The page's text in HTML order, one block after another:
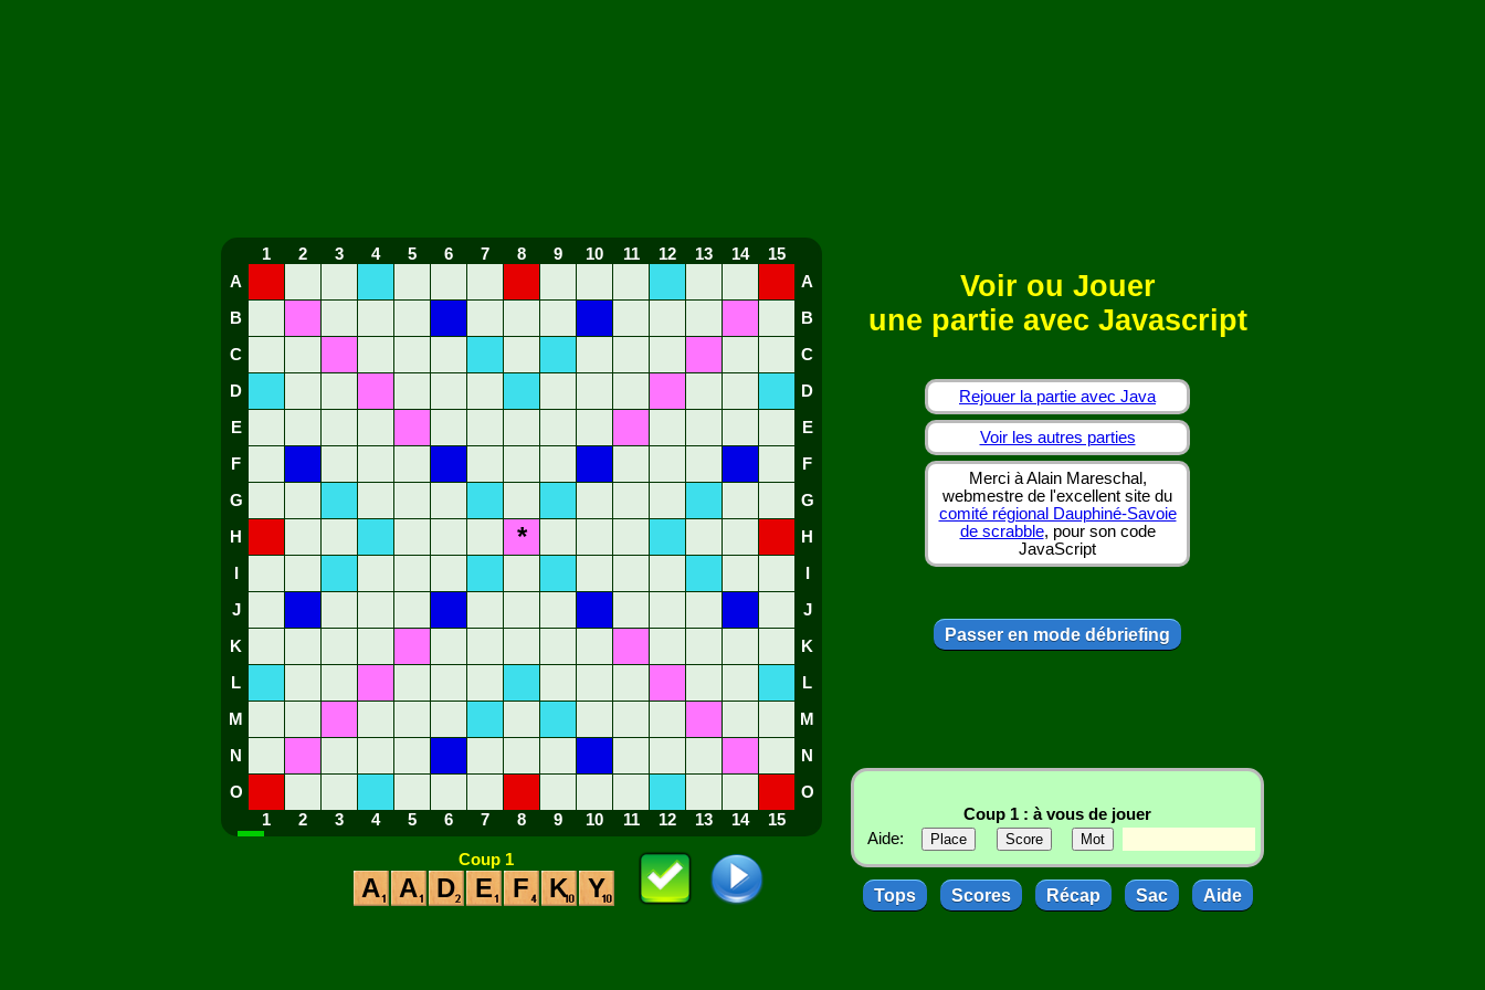
1 2 3 4 5 6 7 8 9 10 11 12 13 14
15
A
A
B B
C C
D D
E E
F F
G G
H * H
J J
K K
L L
M M
N N
O
O
1
2 3 4 5 6 7 8 9 10 11 12 13 14 15
Coup 1
A A D E F K Y
Voir ou Jouer
une partie avec Javascript
Rejouer la partie avec Java
Voir les autres parties
Merci à Alain Mareschal,
webmestre de l'excellent site du
comité régional Dauphiné-Savoie
de scrabble, pour son code
JavaScript
Passer en mode débriefing
Coup 1 : à vous de jouer
Aide:
Tops Scores Récap Sac Aide